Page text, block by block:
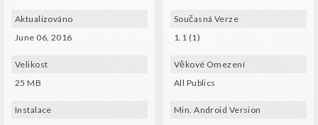
Aktualizováno
June 06, 2016
Velikost
25 MB
Instalace
Současná Verze
1.1 (1)
Věkové Omezení
All Publics
Min. Android Version